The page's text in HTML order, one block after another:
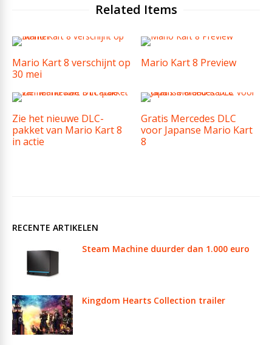
Related Items
Mario Kart 8 verschijnt op
30 mei
Mario Kart 8 Preview
Zie het nieuwe DLC-
pakket van Mario Kart 8
in actie
Gratis Mercedes DLC
voor Japanse Mario Kart
8
RECENTE ARTIKELEN
Steam Machine duurder dan 1.000 euro
Kingdom Hearts Collection trailer